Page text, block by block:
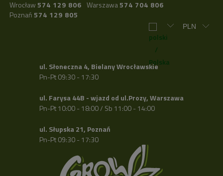
Wrocław 574 129 806 Warszawa574 704 806
Poznań 574 129 805
ul. Słoneczna 4, Bielany Wrocławskie
Pn-Pt 09:30 - 17:30
ul. Farysa 44B - wjazd od ul.Prozy, Warszawa
Pn-Pt 10:00 - 18:00 / Sb 11:00 - 14:00
ul. Słupska 21, Poznań
Pn-Pt 09:30 - 17:30